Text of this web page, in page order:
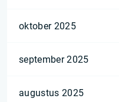
oktober 2025
september 2025
augustus 2025